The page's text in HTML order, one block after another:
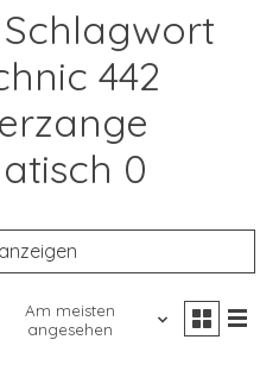
442
0
Am meisten
angesehen